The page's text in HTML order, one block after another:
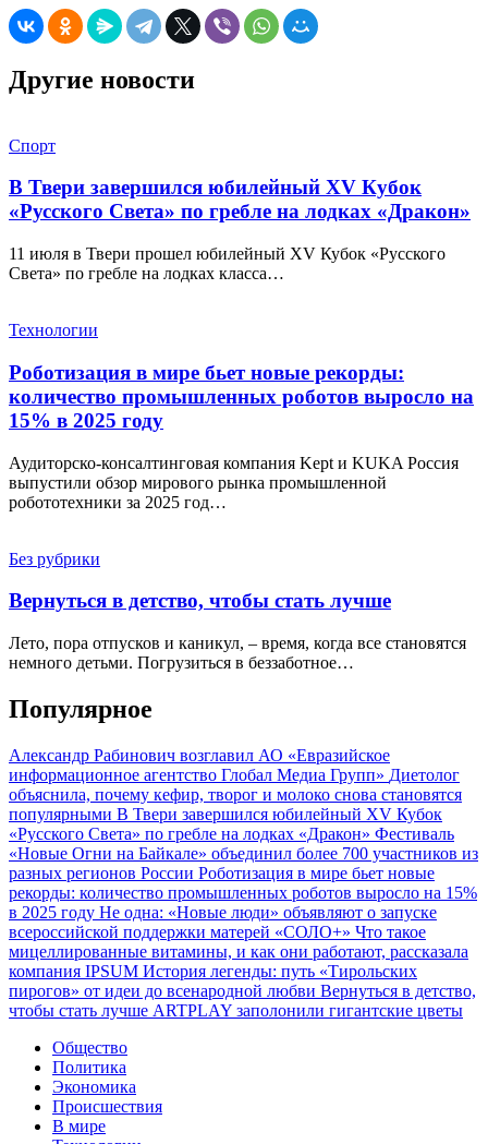
Другие новости
Спорт
В Твери завершился юбилейный XV Кубок
«Русского Света» по гребле на лодках «Дракон»
11 июля в Твери прошел юбилейный XV Кубок «Русского
Света» по гребле на лодках класса…
Технологии
Роботизация в мире бьет новые рекорды:
количество промышленных роботов выросло на
15% в 2025 году
Аудиторско-консалтинговая компания Kept и KUKA Россия
выпустили обзор мирового рынка промышленной
робототехники за 2025 год…
Без рубрики
Вернуться в детство, чтобы стать лучше
Лето, пора отпусков и каникул, – время, когда все становятся
немного детьми. Погрузиться в беззаботное…
Популярное
Александр Рабинович возглавил АО «Евразийское
информационное агентство Глобал Медиа Групп» Диетолог
объяснила, почему кефир, творог и молоко снова становятся
популярными В Твери завершился юбилейный XV Кубок
«Русского Света» по гребле на лодках «Дракон» Фестиваль
«Новые Огни на Байкале» объединил более 700 участников из
разных регионов России Роботизация в мире бьет новые
рекорды: количество промышленных роботов выросло на 15%
в 2025 году Не одна: «Новые люди» объявляют о запуске
всероссийской поддержки матерей «СОЛО+» Что такое
мицеллированные витамины, и как они работают, рассказала
компания IPSUM История легенды: путь «Тирольских
пирогов» от идеи до всенародной любви Вернуться в детство,
чтобы стать лучше ARTPLAY заполонили гигантские цветы
Общество
Политика
Экономика
Происшествия
В мире